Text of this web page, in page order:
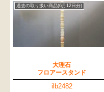
過去の取り扱い商品(6月12日分)
大理石
フロアースタンド
ilb2482